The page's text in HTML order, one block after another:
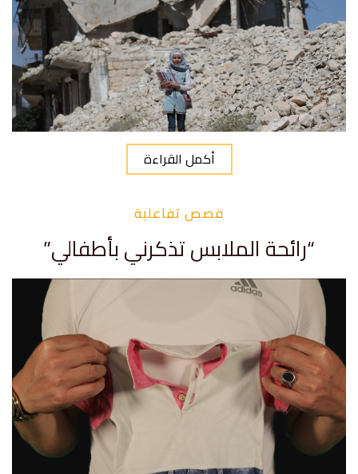
أكمل القراءة
قصص تفاعلية
“رائحة الملابس تذكرني بأطفالي”